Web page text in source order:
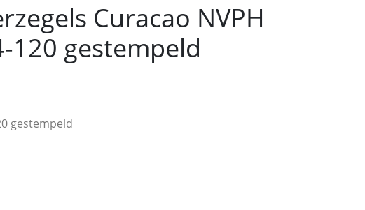
Curacao NVPH
120 gestempeld
gestempeld